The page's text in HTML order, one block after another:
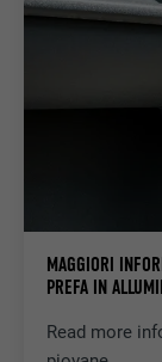
MAGGIORI
PREFA IN
Read more
DECORSO